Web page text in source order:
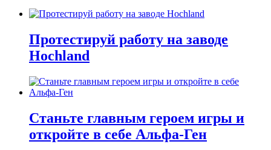
Протестируй работу на заводе
Hochland
Станьте главным героем игры и
откройте в себе Альфа-Ген